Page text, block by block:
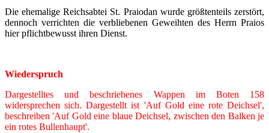
Die ehemalige Reichsabtei St. Praiodan wurde größtenteils zerstört,
dennoch verrichten die verbliebenen Geweihten des Herrn Praios
hier pflichtbewusst ihren Dienst.
Wiederspruch
Dargestelltes und beschriebenes Wappen im Boten 158
widersprechen sich. Dargestellt ist 'Auf Gold eine rote Deichsel',
beschreiben 'Auf Gold eine blaue Deichsel, zwischen den Balken je
ein rotes Bullenhaupt'.